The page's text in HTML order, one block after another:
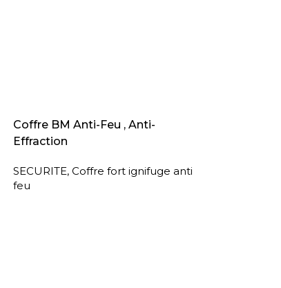
AJOUTER AU PANIER
Coffre BM Anti-Feu , Anti-
Effraction
SECURITE, Coffre fort ignifuge anti
feu